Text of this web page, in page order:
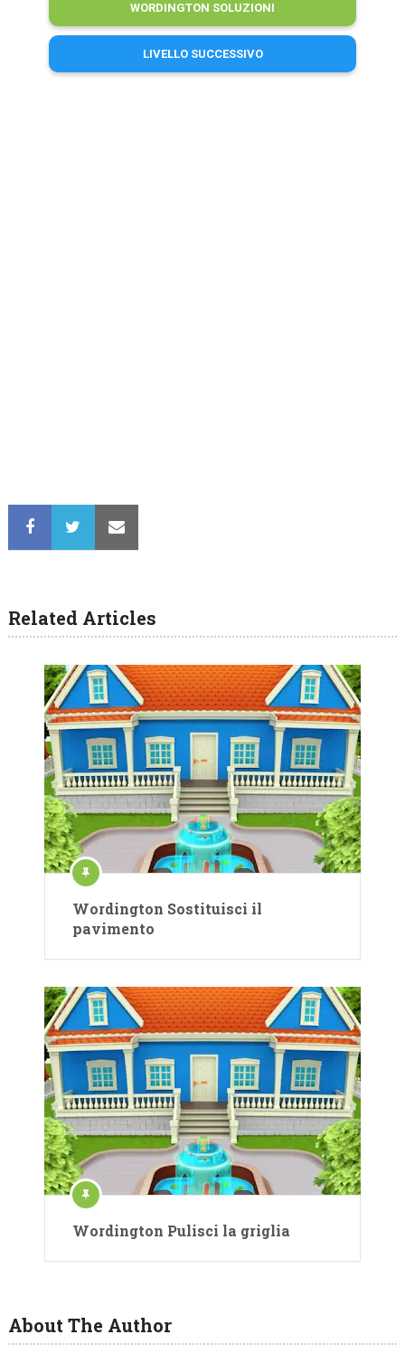
WORDINGTON SOLUZIONI
LIVELLO SUCCESSIVO
Related Articles
Wordington Sostituisci il
pavimento
Wordington Pulisci la griglia
About The Author